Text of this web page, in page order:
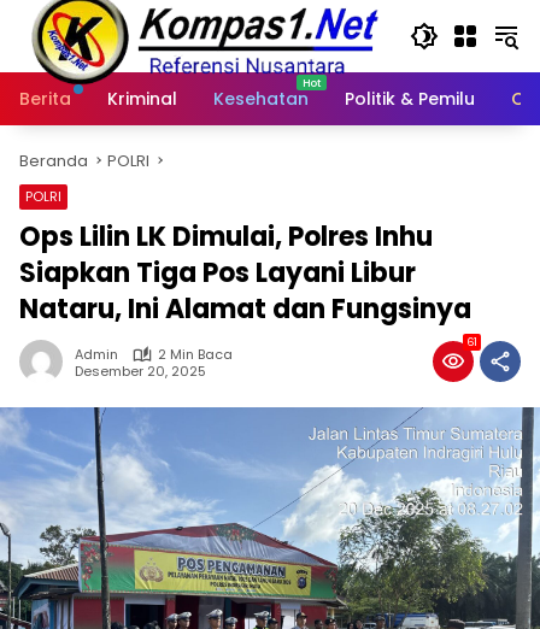
Langsung
konten
Berita
Kriminal Kesehatan Politik & Pemilu
Beranda POLRI
POLRI
Ops Lilin LK Dimulai, Polres Inhu
Siapkan Tiga Pos Layani Libur
Nataru, Ini Alamat dan Fungsinya
Admin
2 Min Baca
Desember 20, 2025
61